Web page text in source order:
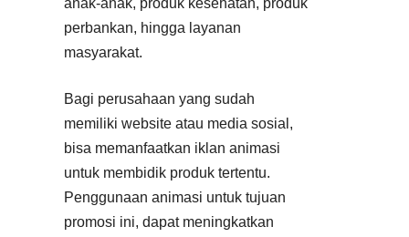
perbankan, hingga layanan
masyarakat.
Bagi perusahaan yang sudah
memiliki website atau media sosial,
bisa memanfaatkan iklan animasi
untuk membidik produk tertentu.
Penggunaan animasi untuk tujuan
promosi ini, dapat meningkatkan